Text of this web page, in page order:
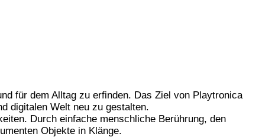
für dem Alltag zu erfinden. Das Ziel von Playtronica
digitalen Welt neu zu gestalten.
Durch einfache menschliche Berührung, den
Objekte in Klänge.